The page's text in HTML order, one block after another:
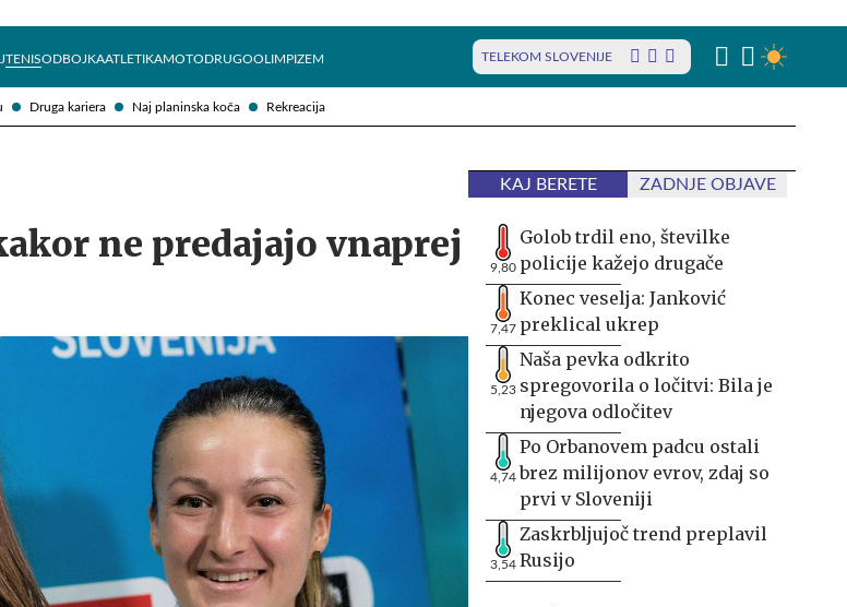
Druga kariera Naj planinska koča Rekreacija
TENISODBOJKAATLETIKAMOTODRUGOOLIMPIZEM TELEKOM SLOVENIJE
ne predajajo vnaprej
KAJ BERETE ZADNJE OBJAVE
9,80
Golob trdil eno, številke
policije kažejo drugače
7,47
Konec veselja: Janković
preklical ukrep
5,23
Naša pevka odkrito
spregovorila o ločitvi: Bila je
njegova odločitev
4,74
Po Orbanovem padcu ostali
brez milijonov evrov, zdaj so
prvi v Sloveniji
3,54
Zaskrbljujoč trend preplavil
Rusijo